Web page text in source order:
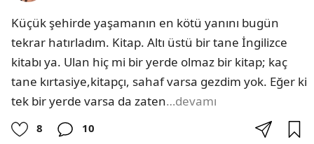
Küçük şehirde yaşamanın en kötü yanını bugün
tekrar hatırladım. Kitap. Altı üstü bir tane İngilizce
kitabı ya. Ulan hiç mi bir yerde olmaz bir kitap; kaç
tane kırtasiye,kitapçı, sahaf varsa gezdim yok. Eğer ki
tek bir yerde varsa da zaten…devamı
8 10